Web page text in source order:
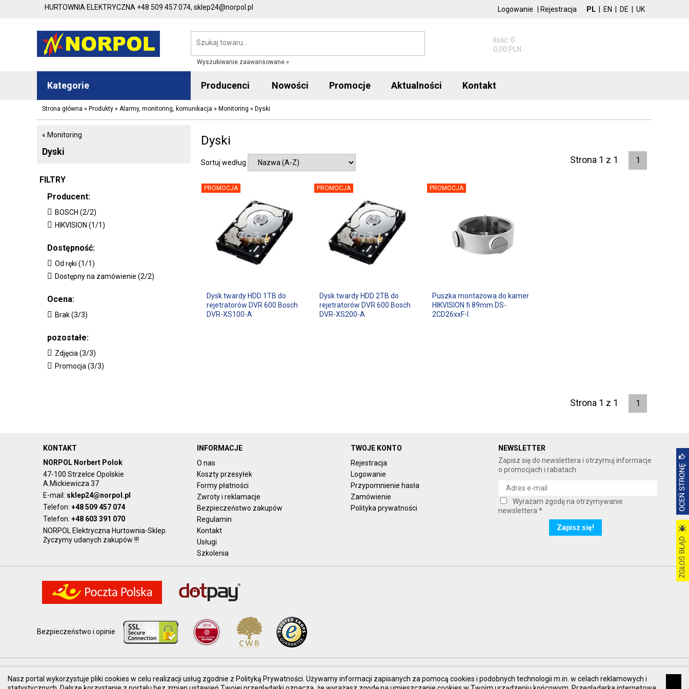
HURTOWNIA ELEKTRYCZNA +48 509 457 074, sklep24@norpol.pl PL EN DE UK
Logowanie Rejestracja
Wyszukiwanie zaawansowane »
Ilość: 0
0,00 PLN
Kategorie Producenci Nowości Promocje Aktualności Kontakt
Strona główna » Produkty » Alarmy, monitoring, komunikacja » Monitoring » Dyski
« Monitoring
Dyski
FILTRY
Producent:
BOSCH (2/2)
HIKVISION (1/1)
Dostępność:
Od ręki (1/1)
Dostępny na zamówienie (2/2)
Ocena:
Brak (3/3)
pozostałe:
Zdjęcia (3/3)
Promocja (3/3)
Dyski
Sortuj według Strona 1 z 1 1
PROMOCJA
Dysk twardy HDD 1TB do
rejetratorów DVR 600 Bosch
DVR-XS100-A
PROMOCJA
Dysk twardy HDD 2TB do
rejetratorów DVR 600 Bosch
DVR-XS200-A
PROMOCJA
Puszka montażowa do kamer
HIKVISION fi 89mm DS-
2CD26xxF-I
Strona 1 z 1 1
KONTAKT
NORPOL Norbert Polok
47-100 Strzelce Opolskie
A.Mickiewicza 37
E-mail: sklep24@norpol.pl
Telefon: +48 509 457 074
Telefon: +48 603 391 070
NORPOL Elektryczna Hurtownia-Sklep.
Życzymy udanych zakupów !!!
INFORMACJE
O nas
Koszty przesyłek
Formy płatności
Zwroty i reklamacje
Bezpieczeństwo zakupów
Regulamin
Kontakt
Usługi
Szkolenia
TWOJE KONTO
Rejestracja
Logowanie
Przypomnienie hasła
Zamówienie
Polityka prywatności
NEWSLETTER
Zapisz się do newslettera i otrzymuj informacje
o promocjach i rabatach
Wyrażam zgodę na otrzymywanie
newslettera *
Bezpieczeństwo i opinie
Nasz portal wykorzystuje pliki cookies w celu realizacji usług zgodnie z Polityką Prywatności. Używamy informacji zapisanych za pomocą cookies i podobnych technologii m.in. w celach reklamowych i